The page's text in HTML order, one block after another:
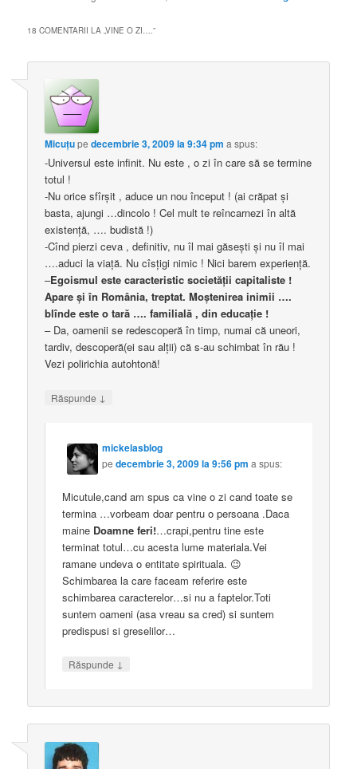
18 COMENTARII LA „VINE O ZI….”
Micuţupedecembrie 3, 2009 la 9:34 pm a spus:
-Universul este infinit. Nu este , o zi în care să se termine
totul !
-Nu orice sfîrşit , aduce un nou început ! (ai crăpat şi
basta, ajungi …dincolo ! Cel mult te reîncarnezi în altă
existenţă, …. budistă !)
-Cînd pierzi ceva , definitiv, nu îl mai găseşti şi nu îl mai
….aduci la viaţă. Nu cîsţigi nimic ! Nici barem experienţă.
–Egoismul este caracteristic societăţii capitaliste !
Apare şi în România, treptat. Moştenirea inimii ….
blînde este o tară …. familială , din educaţie !
– Da, oamenii se redescoperă în timp, numai că uneori,
tardiv, descoperă(ei sau alţii) că s-au schimbat în rău !
Vezi polirichia autohtonă!
Răspunde ↓
mickelasblog
pedecembrie 3, 2009 la 9:56 pm a spus:
Micutule,cand am spus ca vine o zi cand toate se
termina …vorbeam doar pentru o persoana .Daca
maine Doamne feri!…crapi,pentru tine este
terminat totul…cu acesta lume materiala.Vei
ramane undeva o entitate spirituala. 😉
Schimbarea la care faceam referire este
schimbarea caracterelor…si nu a faptelor.Toti
suntem oameni (asa vreau sa cred) si suntem
predispusi si greselilor…
Răspunde ↓